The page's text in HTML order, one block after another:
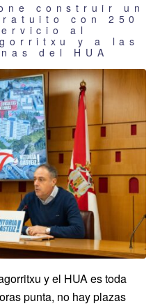
construir un
con 250
al
y a las
del HUA
y el HUA es toda
punta, no hay plazas